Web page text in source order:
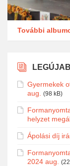
További
Gyermekek
aug.
(98 kB)
helyzet
Ápolási díj
2024 aug.